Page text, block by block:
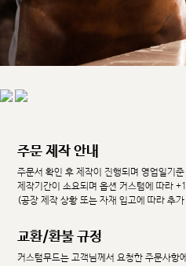
주문 제작 안내
주문서 확인 후 제작이 진행되며 영업일기
제작기간이 소요되며 옵션 커스텀에 따라
(공장 제작 상황 또는 자재 입고에 따라 추
교환/환불 규정
커스텀무드는 고객님께서 요청한 주문사항